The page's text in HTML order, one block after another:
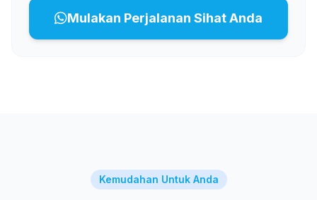
Mulakan Perjalanan Sihat Anda
Kemudahan Untuk Anda